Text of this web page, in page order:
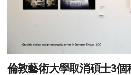
倫敦藝術大學取消碩士3個